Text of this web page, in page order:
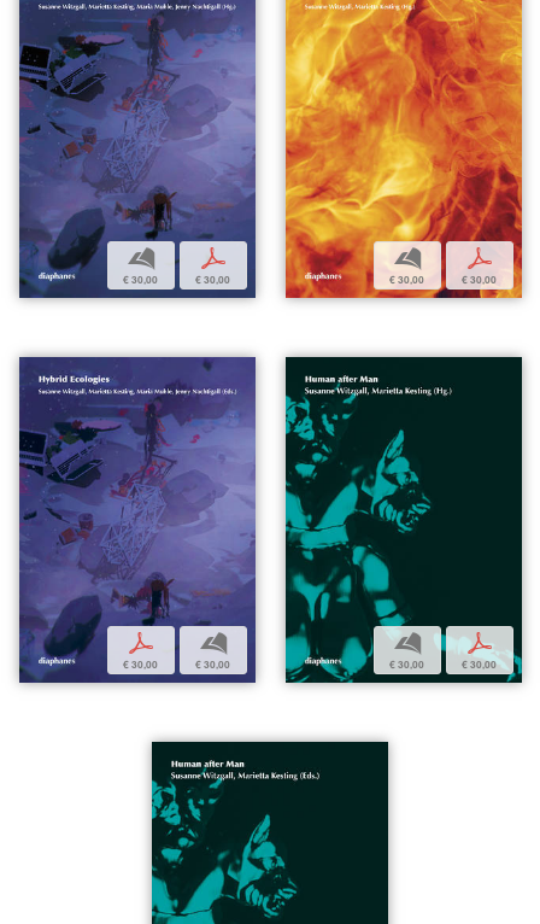
b
€ 30,00
p
€ 30,00
b
€ 30,00
p
€ 30,00
p
€ 30,00
b
€ 30,00
b
€ 30,00
p
€ 30,00